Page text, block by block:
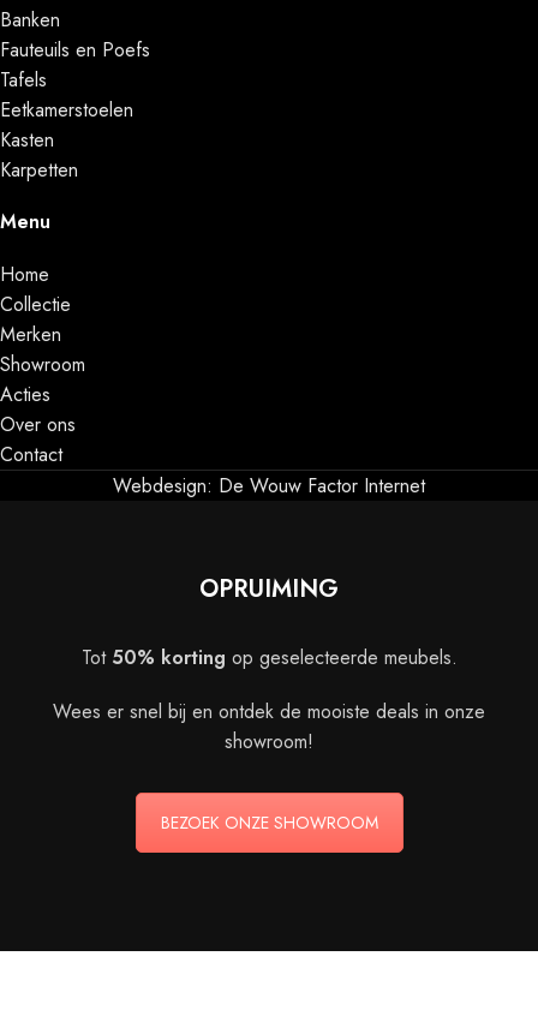
Banken
Fauteuils en Poefs
Tafels
Eetkamerstoelen
Kasten
Karpetten
Menu
Home
Collectie
Merken
Showroom
Acties
Over ons
Contact
Webdesign: De Wouw Factor Internet
OPRUIMING
Tot 50% korting op geselecteerde meubels.
Wees er snel bij en ontdek de mooiste deals in onze
showroom!
BEZOEK ONZE SHOWROOM